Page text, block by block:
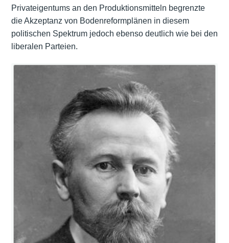
Privateigentums an den Produktionsmitteln begrenzte
die Akzeptanz von Bodenreformplänen in diesem
politischen Spektrum jedoch ebenso deutlich wie bei den
liberalen Parteien.